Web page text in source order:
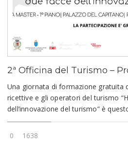
2ª Officina del Turismo –
Una giornata di formazione gratuita
ricettive e gli operatori del turismo
dell’innovazione del turismo” è
0 1638